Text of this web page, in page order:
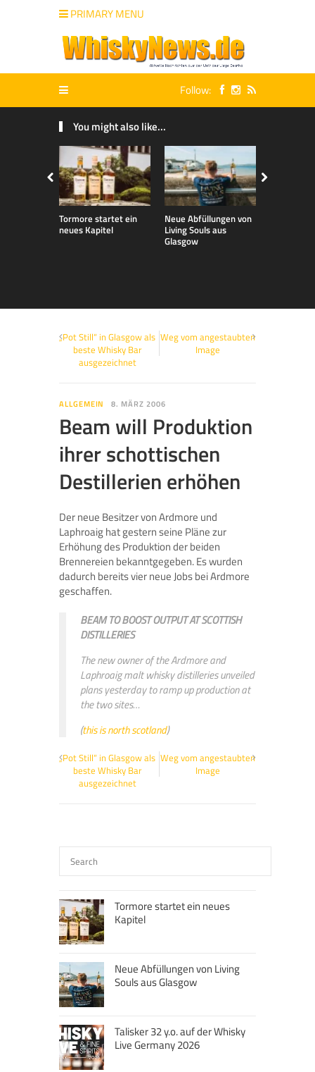
PRIMARY MENU
Follow:
You might also like...
Tormore startet ein
neues Kapitel
Neue Abfüllungen von
Living Souls aus
Glasgow
„Pot Still“ in Glasgow als
beste Whisky Bar
ausgezeichnet
Weg vom angestaubten
Image
ALLGEMEIN 8. MÄRZ 2006
Beam will Produktion
ihrer schottischen
Destillerien erhöhen
Der neue Besitzer von Ardmore und
Laphroaig hat gestern seine Pläne zur
Erhöhung des Produktion der beiden
Brennereien bekanntgegeben. Es wurden
dadurch bereits vier neue Jobs bei Ardmore
geschaffen.
BEAM TO BOOST OUTPUT AT SCOTTISH
DISTILLERIES
The new owner of the Ardmore and
Laphroaig malt whisky distilleries unveiled
plans yesterday to ramp up production at
the two sites…
(this is north scotland)
„Pot Still“ in Glasgow als
beste Whisky Bar
ausgezeichnet
Weg vom angestaubten
Image
Tormore startet ein neues
Kapitel
Neue Abfüllungen von Living
Souls aus Glasgow
Talisker 32 y.o. auf der Whisky
Live Germany 2026